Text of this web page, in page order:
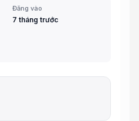
Đăng vào
7 tháng trước